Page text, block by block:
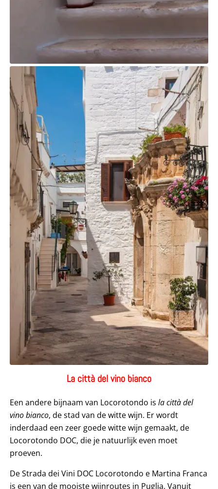
La città del vino bianco
Een andere bijnaam van Locorotondo is la città del
vino bianco, de stad van de witte wijn. Er wordt
inderdaad een zeer goede witte wijn gemaakt, de
Locorotondo DOC, die je natuurlijk even moet
proeven.
De Strada dei Vini DOC Locorotondo e Martina Franca
is een van de mooiste wijnroutes in Puglia. Vanuit